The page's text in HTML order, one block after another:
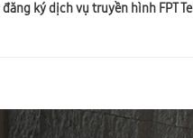
đăng ký dịch vụ truyền hình FPT